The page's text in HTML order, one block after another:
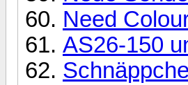
Need
AS26-150